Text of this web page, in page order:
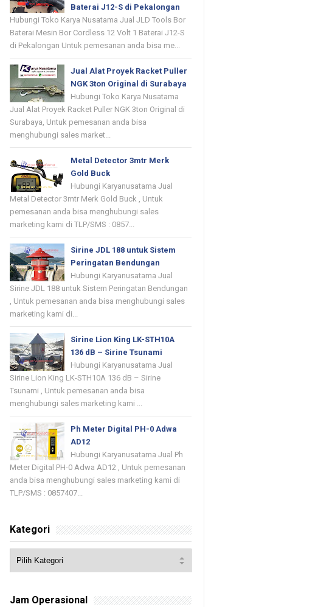
Baterai J12-S di Pekalongan
Hubungi Toko Karya Nusatama Jual JLD Tools Bor
Baterai Mesin Bor Cordless 12 Volt 1 Baterai J12-S
di Pekalongan Untuk pemesanan anda bisa me...
Jual Alat Proyek Racket Puller
NGK 3ton Original di Surabaya
Hubungi Toko Karya Nusatama
Jual Alat Proyek Racket Puller NGK 3ton Original di
Surabaya, Untuk pemesanan anda bisa
menghubungi sales market...
Metal Detector 3mtr Merk
Gold Buck
Hubungi Karyanusatama Jual
Metal Detector 3mtr Merk Gold Buck , Untuk
pemesanan anda bisa menghubungi sales
marketing kami di TLP/SMS : 0857...
Sirine JDL 188 untuk Sistem
Peringatan Bendungan
Hubungi Karyanusatama Jual
Sirine JDL 188 untuk Sistem Peringatan Bendungan
, Untuk pemesanan anda bisa menghubungi sales
marketing kami di...
Sirine Lion King LK-STH10A
136 dB – Sirine Tsunami
Hubungi Karyanusatama Jual
Sirine Lion King LK-STH10A 136 dB – Sirine
Tsunami , Untuk pemesanan anda bisa
menghubungi sales marketing kami ...
Ph Meter Digital PH-0 Adwa
AD12
Hubungi Karyanusatama Jual Ph
Meter Digital PH-0 Adwa AD12 , Untuk pemesanan
anda bisa menghubungi sales marketing kami di
TLP/SMS : 0857407...
Kategori
Jam Operasional